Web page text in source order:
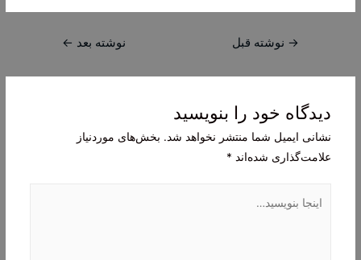
راهبری
→ نوشته قبل نوشته بعد ←
دیدگاه‌ خود را بنویسید
نشانی ایمیل شما منتشر نخواهد شد. بخش‌های موردنیاز
علامت‌گذاری شده‌اند *
بنویسید…